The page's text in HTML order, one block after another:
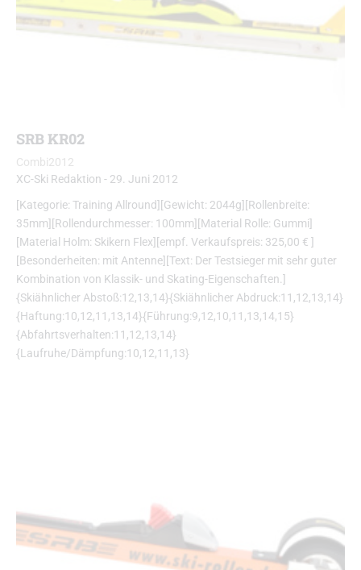
SRB KR02
Combi2012
XC-Ski Redaktion - 29. Juni 2012
[Kategorie: Training Allround][Gewicht: 2044g][Rollenbreite:
35mm][Rollendurchmesser: 100mm][Material Rolle: Gummi]
[Material Holm: Skikern Flex][empf. Verkaufspreis: 325,00 € ]
[Besonderheiten: mit Antenne][Text: Der Testsieger mit sehr guter
Kombination von Klassik- und Skating-Eigenschaften.]
{Skiähnlicher Abstoß:12,13,14}{Skiähnlicher Abdruck:11,12,13,14}
{Haftung:10,12,11,13,14}{Führung:9,12,10,11,13,14,15}
{Abfahrtsverhalten:11,12,13,14}
{Laufruhe/Dämpfung:10,12,11,13}